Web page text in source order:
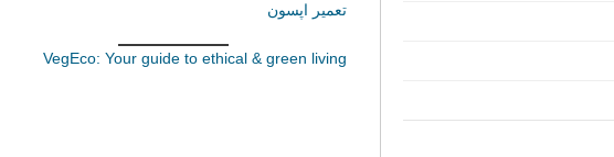
تعمیر اپسون
VegEco: Your guide to ethical & green living